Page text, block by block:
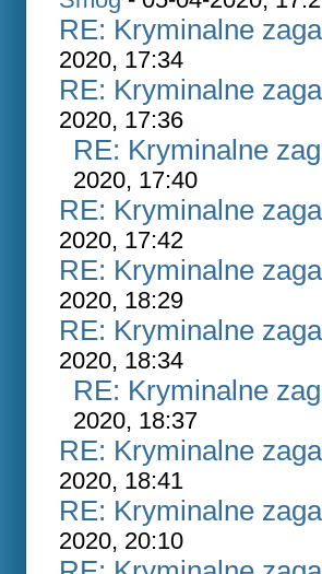
RE: Kryminalne
2020, 17:34
RE: Kryminalne
2020, 17:36
RE: Kryminalne
2020, 17:40
RE: Kryminalne
2020, 17:42
RE: Kryminalne
2020, 18:29
RE: Kryminalne
2020, 18:34
RE: Kryminalne
2020, 18:37
RE: Kryminalne
2020, 18:41
RE: Kryminalne
2020, 20:10